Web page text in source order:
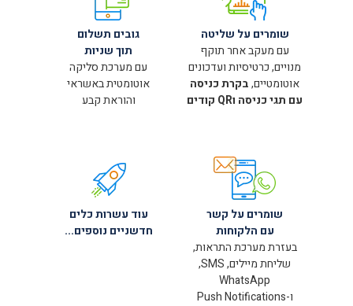
שומרים על שליטה
עם מעקב אחר תוקף
מנויים, כרטיסיות ועדכונים
אוטומטיים,בקרת כניסה
עם תגי כניסה וQR קודים
גובים תשלום
תוך שניות
עם מערכת סליקה
אוטומטית באשראי
והוראת קבע
שומרים על קשר
עם הלקוחות
בעזרת מערכת התראות,
שליחת מיילים, SMS,
WhatsApp
ו-Push Notifications
עוד עשרות כלים
חדשניים נוספים...